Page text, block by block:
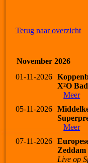
Terug naar overzicht
November 2026
01-11-2026
X²O
Meer
05-11-2026
Meer
07-11-2026
Zeddam
Live op